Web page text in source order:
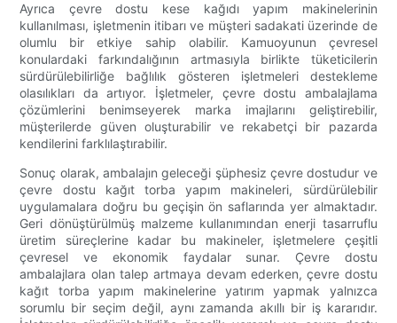
Ayrıca çevre dostu kese kağıdı yapım makinelerinin
kullanılması, işletmenin itibarı ve müşteri sadakati üzerinde de
olumlu bir etkiye sahip olabilir. Kamuoyunun çevresel
konulardaki farkındalığının artmasıyla birlikte tüketicilerin
sürdürülebilirliğe bağlılık gösteren işletmeleri destekleme
olasılıkları da artıyor. İşletmeler, çevre dostu ambalajlama
çözümlerini benimseyerek marka imajlarını geliştirebilir,
müşterilerde güven oluşturabilir ve rekabetçi bir pazarda
kendilerini farklılaştırabilir.
Sonuç olarak, ambalajın geleceği şüphesiz çevre dostudur ve
çevre dostu kağıt torba yapım makineleri, sürdürülebilir
uygulamalara doğru bu geçişin ön saflarında yer almaktadır.
Geri dönüştürülmüş malzeme kullanımından enerji tasarruflu
üretim süreçlerine kadar bu makineler, işletmelere çeşitli
çevresel ve ekonomik faydalar sunar. Çevre dostu
ambalajlara olan talep artmaya devam ederken, çevre dostu
kağıt torba yapım makinelerine yatırım yapmak yalnızca
sorumlu bir seçim değil, aynı zamanda akıllı bir iş kararıdır.